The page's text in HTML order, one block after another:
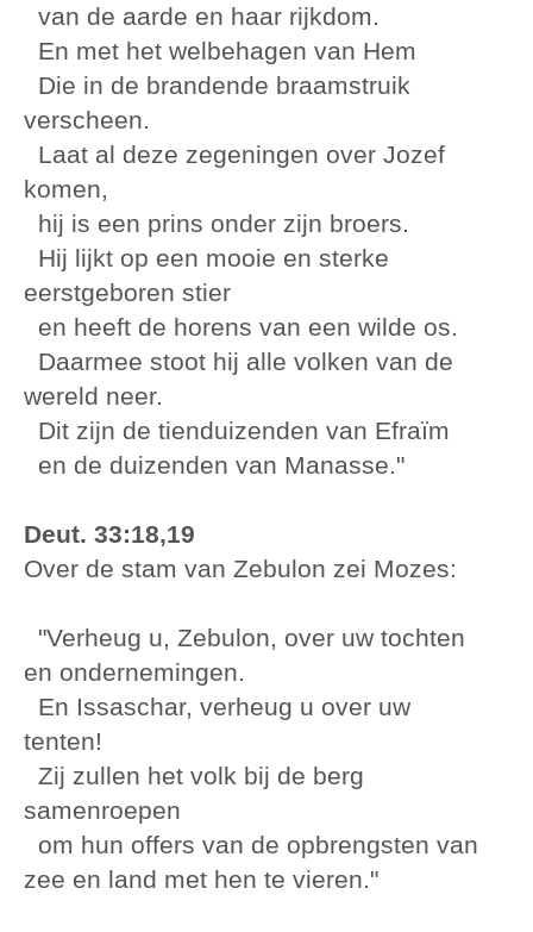
van de aarde en haar rijkdom.
En met het welbehagen van Hem
Die in de brandende braamstruik
verscheen.
Laat al deze zegeningen over Jozef
komen,
hij is een prins onder zijn broers.
Hij lijkt op een mooie en sterke
eerstgeboren stier
en heeft de horens van een wilde os.
Daarmee stoot hij alle volken van de
wereld neer.
Dit zijn de tienduizenden van Efraïm
en de duizenden van Manasse."
Deut. 33:18,19
Over de stam van Zebulon zei Mozes:
"Verheug u, Zebulon, over uw tochten
en ondernemingen.
En Issaschar, verheug u over uw
tenten!
Zij zullen het volk bij de berg
samenroepen
om hun offers van de opbrengsten van
zee en land met hen te vieren."